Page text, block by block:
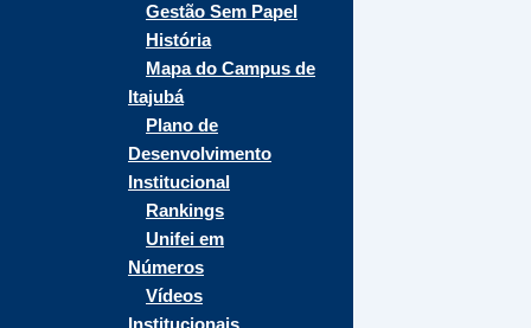
Gestão Sem Papel
História
Mapa do Campus de
Itajubá
Plano de
Desenvolvimento
Institucional
Rankings
Unifei em
Números
Vídeos